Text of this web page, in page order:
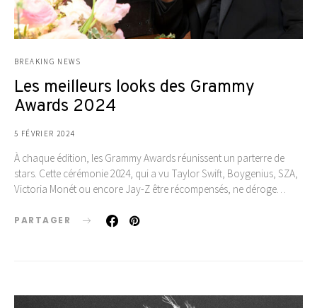
BREAKING NEWS
Les meilleurs looks des Grammy
Awards 2024
5 FÉVRIER 2024
À chaque édition, les Grammy Awards réunissent un parterre de
stars. Cette cérémonie 2024, qui a vu Taylor Swift, Boygenius, SZA,
Victoria Monét ou encore Jay-Z être récompensés, ne déroge…
PARTAGER